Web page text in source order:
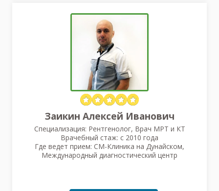
Заикин Алексей Иванович
Специализация: Рентгенолог, Врач МРТ и КТ
Врачебный стаж: с 2010 года
Где ведет прием: СМ-Клиника на Дунайском,
Международный диагностический центр